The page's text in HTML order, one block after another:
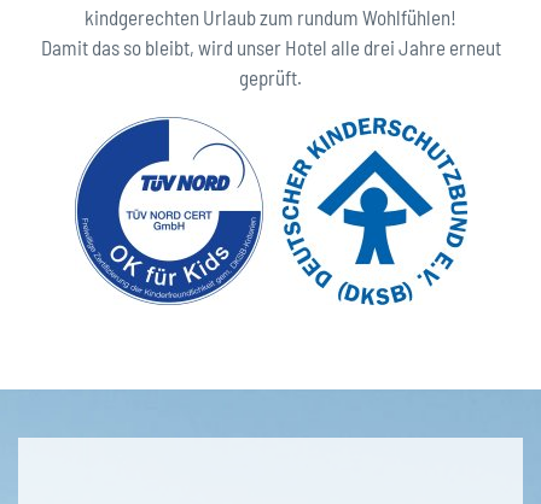
kindgerechten Urlaub zum rundum Wohlfühlen!
Damit das so bleibt, wird unser Hotel alle drei Jahre erneut
geprüft.